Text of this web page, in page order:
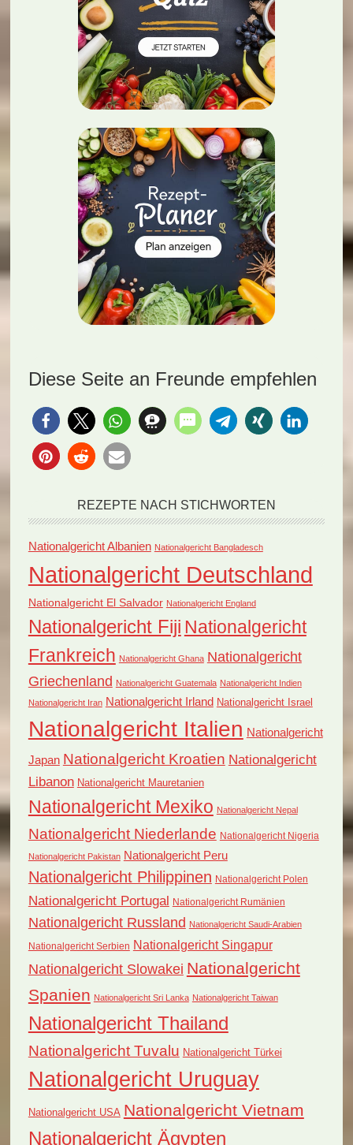
Diese Seite an Freunde empfehlen
REZEPTE NACH STICHWORTEN
Nationalgericht Albanien Nationalgericht Bangladesch
Nationalgericht Deutschland
Nationalgericht El Salvador Nationalgericht England
Nationalgericht Fiji Nationalgericht
Frankreich Nationalgericht Ghana Nationalgericht
Griechenland Nationalgericht Guatemala Nationalgericht Indien
Nationalgericht Iran Nationalgericht Irland Nationalgericht Israel
Nationalgericht Italien Nationalgericht
Japan Nationalgericht Kroatien Nationalgericht
Libanon Nationalgericht Mauretanien
Nationalgericht Mexiko Nationalgericht Nepal
Nationalgericht Niederlande Nationalgericht Nigeria
Nationalgericht Pakistan Nationalgericht Peru
Nationalgericht Philippinen Nationalgericht Polen
Nationalgericht Portugal Nationalgericht Rumänien
Nationalgericht Russland Nationalgericht Saudi-Arabien
Nationalgericht Serbien Nationalgericht Singapur
Nationalgericht Slowakei Nationalgericht
Spanien Nationalgericht Sri Lanka Nationalgericht Taiwan
Nationalgericht Thailand
Nationalgericht Tuvalu Nationalgericht Türkei
Nationalgericht Uruguay
Nationalgericht USA Nationalgericht Vietnam
Nationalgericht Ägypten